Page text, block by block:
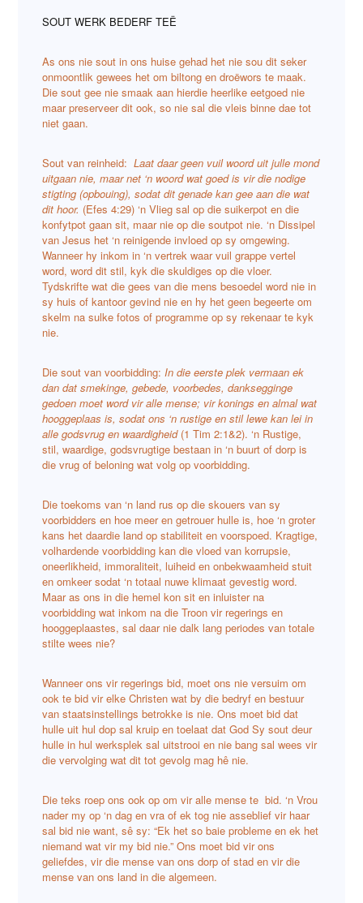
SOUT WERK BEDERF TEË
As ons nie sout in ons huise gehad het nie sou dit seker
onmoontlik gewees het om biltong en droëwors te maak.
Die sout gee nie smaak aan hierdie heerlike eetgoed nie
maar preserveer dit ook, so nie sal die vleis binne dae tot
niet gaan.
Sout van reinheid:Laat daar geen vuil woord uit julle mond
uitgaan nie, maar net ‘n woord wat goed is vir die nodige
stigting (opbouing), sodat dit genade kan gee aan die wat
dit hoor. (Efes 4:29) ‘n Vlieg sal op die suikerpot en die
konfytpot gaan sit, maar nie op die soutpot nie. ‘n Dissipel
van Jesus het ‘n reinigende invloed op sy omgewing.
Wanneer hy inkom in ‘n vertrek waar vuil grappe vertel
word, word dit stil, kyk die skuldiges op die vloer.
Tydskrifte wat die gees van die mens besoedel word nie in
sy huis of kantoor gevind nie en hy het geen begeerte om
skelm na sulke fotos of programme op sy rekenaar te kyk
nie.
Die sout van voorbidding:In die eerste plek vermaan ek
dan dat smekinge, gebede, voorbedes, danksegginge
gedoen moet word vir alle mense; vir konings en almal wat
hooggeplaas is, sodat ons ‘n rustige en stil lewe kan lei in
alle godsvrug en waardigheid(1 Tim 2:1&2). ‘n Rustige,
stil, waardige, godsvrugtige bestaan in ‘n buurt of dorp is
die vrug of beloning wat volg op voorbidding.
Die toekoms van ‘n land rus op die skouers van sy
voorbidders en hoe meer en getrouer hulle is, hoe ‘n groter
kans het daardie land op stabiliteit en voorspoed. Kragtige,
volhardende voorbidding kan die vloed van korrupsie,
oneerlikheid, immoraliteit, luiheid en onbekwaamheid stuit
en omkeer sodat ‘n totaal nuwe klimaat gevestig word.
Maar as ons in die hemel kon sit en inluister na
voorbidding wat inkom na die Troon vir regerings en
hooggeplaastes, sal daar nie dalk lang periodes van totale
stilte wees nie?
Wanneer ons vir regerings bid, moet ons nie versuim om
ook te bid vir elke Christen wat by die bedryf en bestuur
van staatsinstellings betrokke is nie. Ons moet bid dat
hulle uit hul dop sal kruip en toelaat dat God Sy sout deur
hulle in hul werksplek sal uitstrooi en nie bang sal wees vir
die vervolging wat dit tot gevolg mag hê nie.
Die teks roep ons ook op om vir alle mense te bid. ‘n Vrou
nader my op ‘n dag en vra of ek tog nie asseblief vir haar
sal bid nie want, sê sy: “Ek het so baie probleme en ek het
niemand wat vir my bid nie.” Ons moet bid vir ons
geliefdes, vir die mense van ons dorp of stad en vir die
mense van ons land in die algemeen.